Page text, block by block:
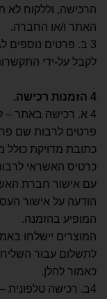
הרכישה, וללקוח לא
האתר ו/או החברה.
3 ב. פרטים נוספים
לקבל על-ידי
4 הזמנות רכישה.
4 א. רכישה באתר
פרטים לרבות שם
כתובת מדויקת כולל
כרטיס האשראי
עם אישור חברת
הודעה על אישור
המופיע בהזמנה.
המוצרים יישלחו
לתשלום עבור
כאמור להלן.
4ב. רכישה